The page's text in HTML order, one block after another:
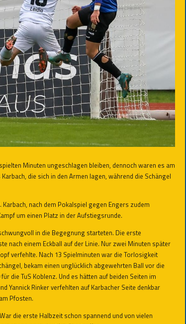
Minuten ungeschlagen bleiben, dennoch waren es am
die sich in den Armen lagen, während die Schängel
nach dem Pokalspiel gegen Engers zudem
um einen Platz in der Aufstiegsrunde.
in die Begegnung starteten. Die erste
nach einem Eckball auf der Linie. Nur zwei Minuten später
verfehlte. Nach 13 Spielminuten war die Torlosigkeit
bekam einen unglücklich abgewehrten Ball vor die
die TuS Koblenz. Und es hätten auf beiden Seiten im
Yannick Rinker verfehlten auf Karbacher Seite denkbar
Pfosten.
die erste Halbzeit schon spannend und von vielen